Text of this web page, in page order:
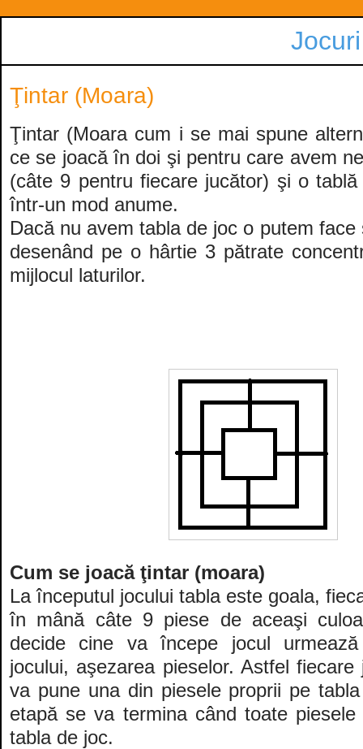
Ţintar (Moara)
Ţintar (Moara cum i se mai spune
ce se joacă în doi şi pentru care avem
(câte 9 pentru fiecare jucător) şi o
într-un mod anume.
Dacă nu avem tabla de joc o putem
desenând pe o hârtie 3 pătrate
mijlocul laturilor.
Cum se joacă ţintar (moara)
La începutul jocului tabla este goala,
în mână câte 9 piese de aceaşi
decide cine va începe jocul
jocului, aşezarea pieselor. Astfel
va pune una din piesele proprii pe
etapă se va termina când toate
tabla de joc.